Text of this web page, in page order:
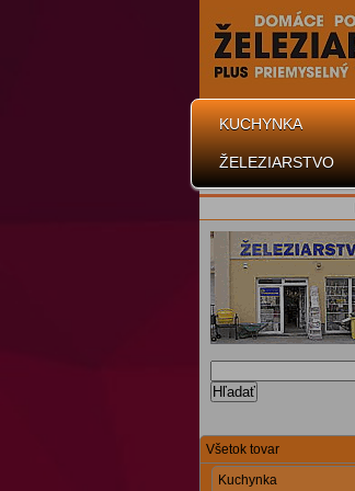
KUCHYNKA
ŽELEZIARSTVO
Hľadať
Všetok tovar
Kuchynka